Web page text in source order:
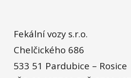
Fekální vozy s.r.o.
Chelčického 686
533 51 Pardubice – Rosice